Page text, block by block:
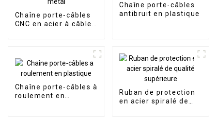
Chaîne porte-câbles
CNC en acier à câble
Chaîne porte-câbles
antibruit en plastique
Chaîne porte-câbles à
roulement en
Ruban de protection
en acier spiralé de